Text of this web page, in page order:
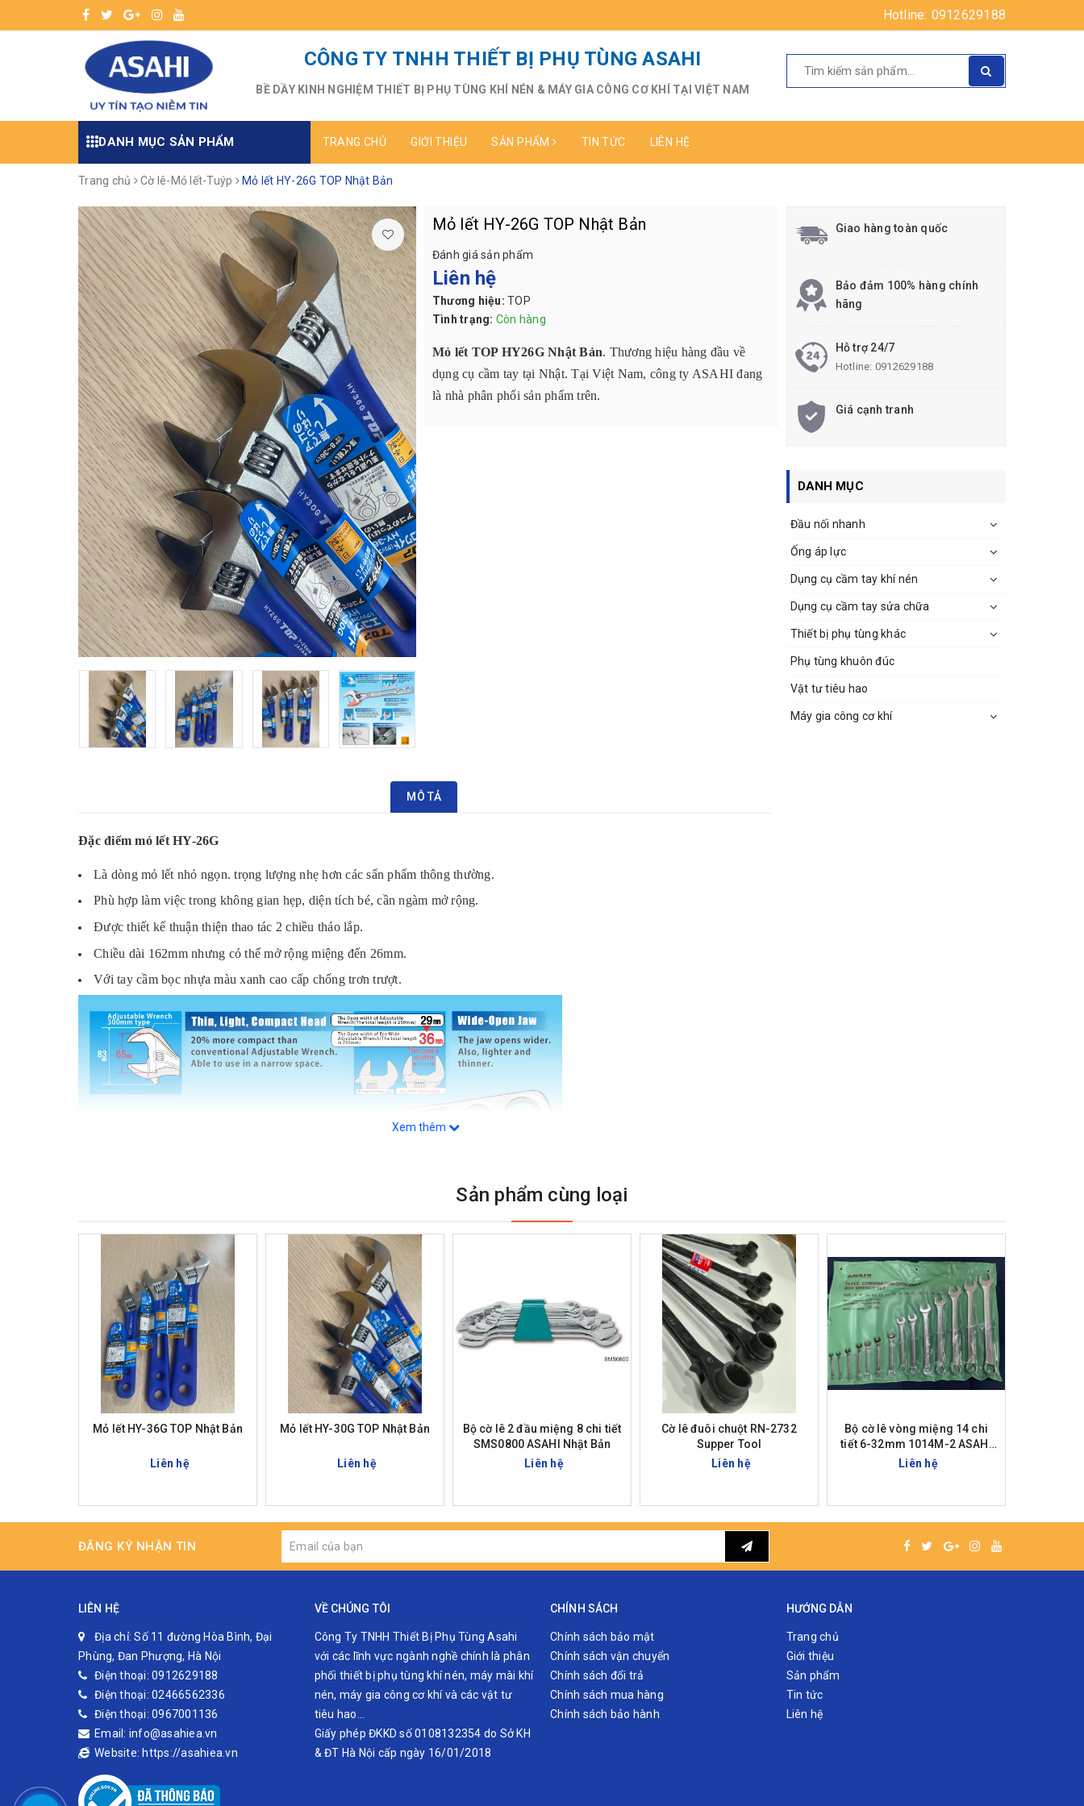
Hotline: 0912629188
CÔNG TY TNHH THIẾT BỊ PHỤ TÙNG ASAHI
BỀ DẦY KINH NGHIỆM THIẾT BỊ PHỤ TÙNG KHÍ NÉN & MÁY GIA CÔNG CƠ KHÍ TẠI VIỆT NAM
DANH MỤC SẢN PHẨM TRANG CHỦ GIỚI THIỆU SẢN PHẨM TIN TỨC LIÊN HỆ
Trang chủ Cờ lê-Mỏ lết-Tuýp Mỏ lết HY-26G TOP Nhật Bản
Mỏ lết HY-26G TOP Nhật Bản
Đánh giá sản phẩm
Liên hệ
Thương hiệu: TOP
Tình trạng: Còn hàng
Mỏ lết TOP HY26G Nhật Bản. Thương hiệu hàng đầu về
dụng cụ cầm tay tại Nhật. Tại Việt Nam, công ty ASAHI đang
là nhà phân phối sản phẩm trên.
MÔ TẢ
Đặc điểm mỏ lết HY-26G
Là dòng mỏ lết nhỏ ngọn. trọng lượng nhẹ hơn các sẩn phẩm thông thường.
Phù hợp làm việc trong không gian hẹp, diện tích bé, cần ngàm mở rộng.
Được thiết kế thuận thiện thao tác 2 chiều tháo lắp.
Chiều dài 162mm nhưng có thể mở rộng miệng đến 26mm.
Với tay cầm bọc nhựa màu xanh cao cấp chống trơn trượt.
Đảm bảo Mô-men xoắn: 163.9( N.m)
Rộng: 49.5mm
Độ dày mũi: 5.5mm
Độ dày đầu: 10mm
Tọng lượng: 115g
Mua mỏ lết ở đâu uy tín ?
Công Ty TNHH THiết Bị Phụ Tùng ASAHI hiện nay đang là nhà phân phối sản phẩm TOP tại Việt Nam, Quý khách có nhu cầu
vui lòng liên hệ
Xem thêm
Giao hàng toàn quốc
Bảo đảm 100% hàng chính
hãng
Hỗ trợ 24/7
Hotline: 0912629188
Giá cạnh tranh
DANH MỤC
Đầu nối nhanh
Ống áp lực
Dụng cụ cầm tay khí nén
Dụng cụ cầm tay sửa chữa
Thiết bị phụ tùng khác
Phụ tùng khuôn đúc
Vật tư tiêu hao
Máy gia công cơ khí
Sản phẩm cùng loại
Mỏ lết HY-36G TOP Nhật Bản
Liên hệ
Mỏ lết HY-30G TOP Nhật Bản
Liên hệ
Bộ cờ lê 2 đầu miệng 8 chi tiết
SMS0800 ASAHI Nhật Bản
Liên hệ
Cờ lê đuôi chuột RN-2732
Supper Tool
Liên hệ
Bộ cờ lê vòng miệng 14 chi
tiết 6-32mm 1014M-2 ASAHI
Nhật Bản
Liên hệ
ĐĂNG KÝ NHẬN TIN
LIÊN HỆ
Địa chỉ: Số 11 đường Hòa Bình, Đại
Phùng, Đan Phượng, Hà Nội
Điện thoại: 0912629188
Điện thoại: 02466562336
Điện thoại: 0967001136
Email: info@asahiea.vn
Website: https://asahiea.vn
VỀ CHÚNG TÔI
Công Ty TNHH Thiết Bị Phụ Tùng Asahi
với các lĩnh vực ngành nghề chính là phân
phối thiết bị phụ tùng khí nén, máy mài khí
nén, máy gia công cơ khí và các vật tư
tiêu hao…
Giấy phép ĐKKD số 0108132354 do Sở KH
& ĐT Hà Nội cấp ngày 16/01/2018
CHÍNH SÁCH
Chính sách bảo mật
Chính sách vận chuyển
Chính sách đổi trả
Chính sách mua hàng
Chính sách bảo hành
HƯỚNG DẪN
Trang chủ
Giới thiệu
Sản phẩm
Tin tức
Liên hệ